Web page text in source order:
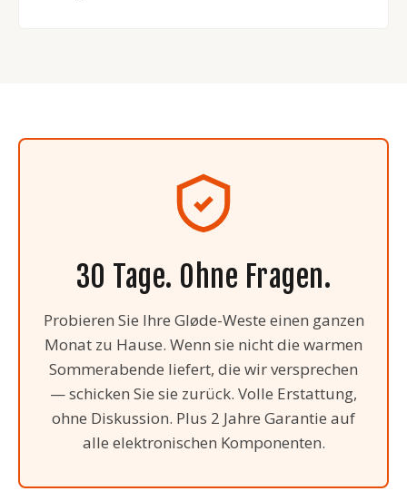
30 Tage. Ohne Fragen.
Probieren Sie Ihre Gløde-Weste einen ganzen
Monat zu Hause. Wenn sie nicht die warmen
Sommerabende liefert, die wir versprechen
— schicken Sie sie zurück. Volle Erstattung,
ohne Diskussion. Plus 2 Jahre Garantie auf
alle elektronischen Komponenten.